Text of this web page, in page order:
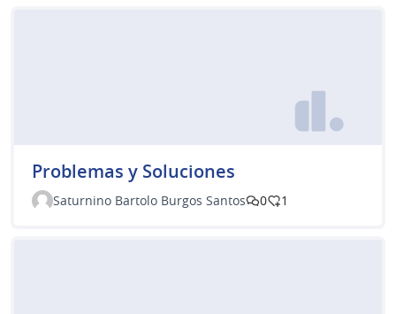
Problemas y Soluciones
Saturnino Bartolo Burgos Santos 0 1